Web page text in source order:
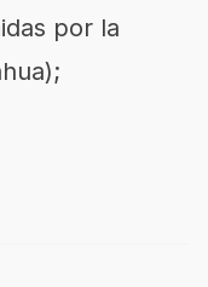
por la